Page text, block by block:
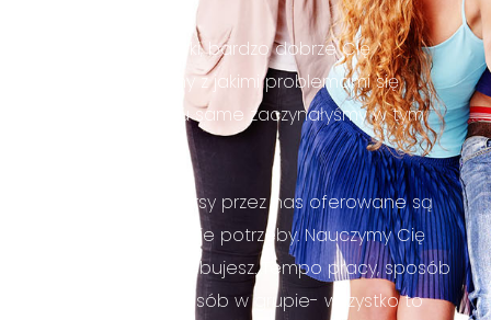
Jako polskie lektorki, bardzo dobrze Cię
rozumiemy i wiemy z jakimi problemami się
borykasz. W końcu same zaczynałyśmy w tym
W związku z tym kursy przez nas oferowane są
skierowane na Twoje potrzeby. Nauczymy Cię
tego, czego potrzebujesz. Tempo pracy, sposób
wyjaśnienia, ilość osób w grupie- wszystko to